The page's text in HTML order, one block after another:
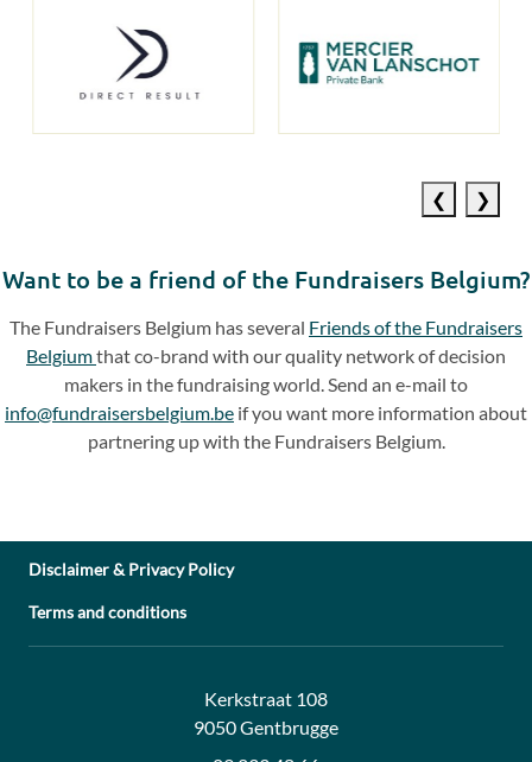
Want to be a friend of the Fundraisers Belgium?
The Fundraisers Belgium has several Friends of the Fundraisers
Belgiumthat co-brand with our quality network of decision
makers in the fundraising world. Send an e-mail to
info@fundraisersbelgium.be if you want more information about
partnering up with the Fundraisers Belgium.
Disclaimer & Privacy Policy
Terms and conditions
Contact:
Address:
Kerkstraat 108
9050 Gentbrugge